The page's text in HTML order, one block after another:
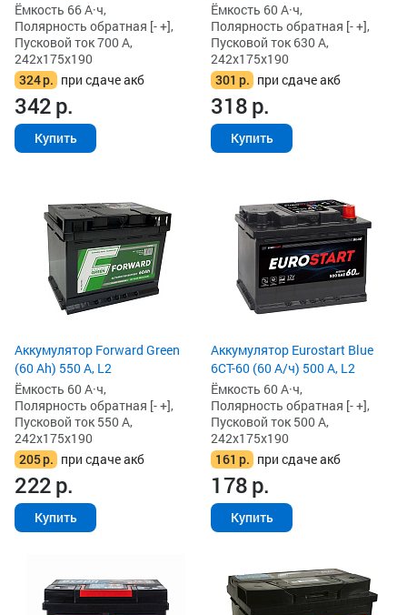
Ёмкость 66 А·ч,
Полярность обратная [- +],
Пусковой ток 700 А,
242x175x190
324р. при сдаче акб
342р.
Купить
Ёмкость 60 А·ч,
Полярность обратная [- +],
Пусковой ток 630 А,
242x175x190
301 р. при сдаче акб
318р.
Купить
Аккумулятор Forward Green
(60 Ah) 550 А, L2
Ёмкость 60 А·ч,
Полярность обратная [- +],
Пусковой ток 550 А,
242x175x190
205р. при сдаче акб
222р.
Купить
Аккумулятор Eurostart Blue
6CT-60 (60 А/ч) 500 А, L2
Ёмкость 60 А·ч,
Полярность обратная [- +],
Пусковой ток 500 А,
242x175x190
161 р. при сдаче акб
178р.
Купить